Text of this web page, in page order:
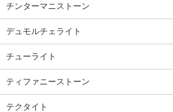
チンターマニストーン
デュモルチェライト
チューライト
ティファニーストーン
テクタイト